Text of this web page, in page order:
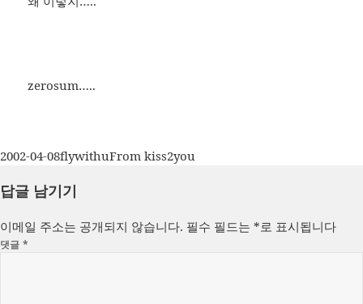
zerosum…..
작
일
2002-04-08글
이
flywithu카
From kiss2you
답글 남기기
이메일 주소는 공개되지 않습니다. 필수 필드는 *로 표시됩니다
댓글*